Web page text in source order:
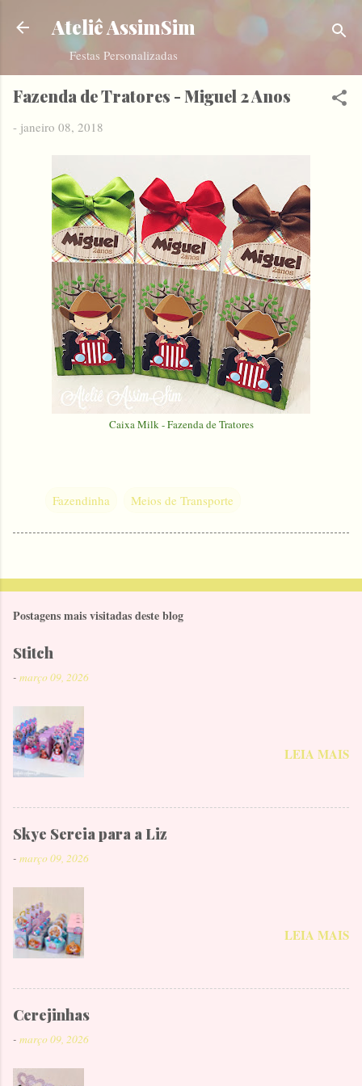
Pular para o conteúdo principal
Ateliê AssimSim
Festas Personalizadas
Fazenda de Tratores - Miguel 2 Anos
- janeiro 08, 2018
Caixa Milk - Fazenda de Tratores
Fazendinha Meios de Transporte
Postagens mais visitadas deste blog
Stitch
- março 09, 2026
LEIA MAIS
Skye Sereia para a Liz
- março 09, 2026
LEIA MAIS
Cerejinhas
- março 09, 2026